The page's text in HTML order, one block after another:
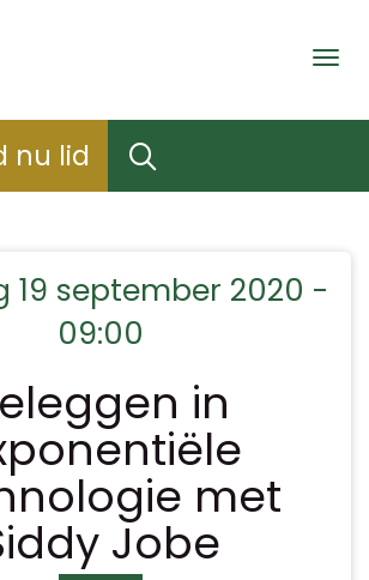
nu lid
19 september 2020 -
09:00
in
met
Jobe